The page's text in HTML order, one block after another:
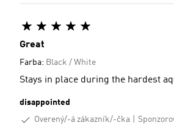
Great
Farba: Black / White
Stays in place during the hardest
disappointed
Overený/-á zákazník/-čka